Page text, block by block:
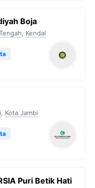
Boja
, Kendal
, Kota Jambi
Puri Betik Hati